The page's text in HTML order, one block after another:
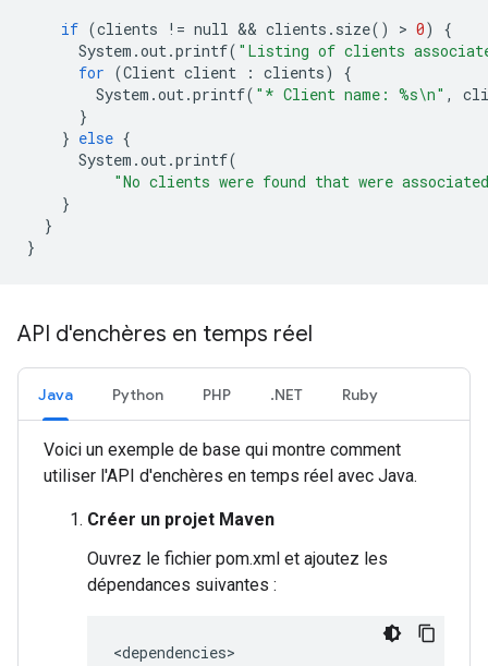
if (clients != null && clients . size() > 0)
{
System .out.printf( "Listing of clients
for (Client client : clients)
{
System .out.printf( "* Client name: %s\n" ,
}
} else {
System .out.printf(
"No clients were found that were
}
}
}
API d'enchères en temps réel
Java Python PHP .NET Ruby
Voici un exemple de base qui montre comment
utiliser l'API d'enchères en temps réel avec Java.
Créer un projet Maven
Ouvrez le fichier pom.xml et ajoutez les
dépendances suivantes :
<dependencies